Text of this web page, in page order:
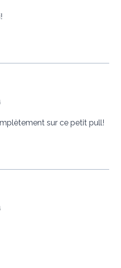
sur ce petit pull!